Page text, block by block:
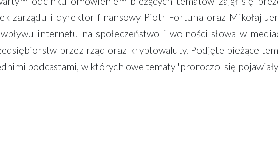
zarządu i dyrektor finansowy Piotr Fortuna oraz Mikołaj
internetu na społeczeństwo i wolności słowa w
przez rząd oraz kryptowaluty. Podjęte bieżące
podcastami, w których owe tematy 'proroczo' się